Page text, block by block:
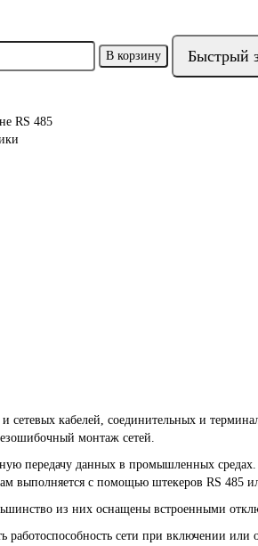
В корзину Быстрый
RS 485
кабелей, соединительных и
монтаж сетей.
передачу данных в промышленных
выполняется с помощью штекеров RS 485
из них оснащены встроенными
работоспособность сети при включении